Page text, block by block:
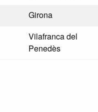
Girona
Vilafranca del
Penedès